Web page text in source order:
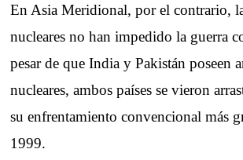
En Asia Meridional, por el contrario,
nucleares no han impedido la guerra
pesar de que India y Pakistán poseen
nucleares, ambos países se vieron
su enfrentamiento convencional más
1999.